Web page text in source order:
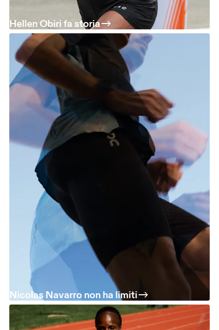
Hellen Obiri fa storia
Nicolas Navarro non ha limiti